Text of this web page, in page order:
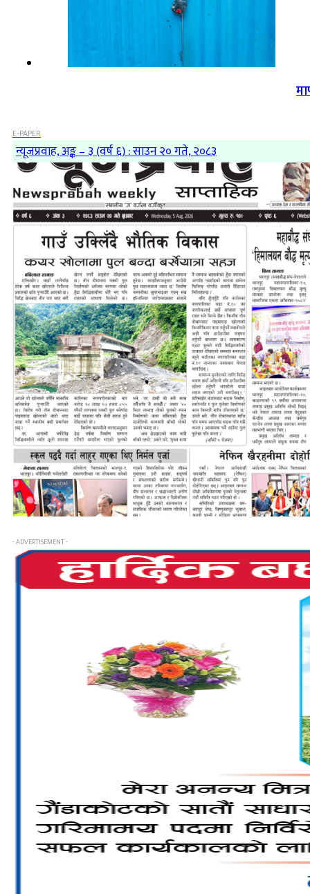
E-PAPER
न्यूजप्रवाह, अङ्क – ३ (वर्ष ६) : साउन २० गते, २०८३
- ADVERTISEMENT -